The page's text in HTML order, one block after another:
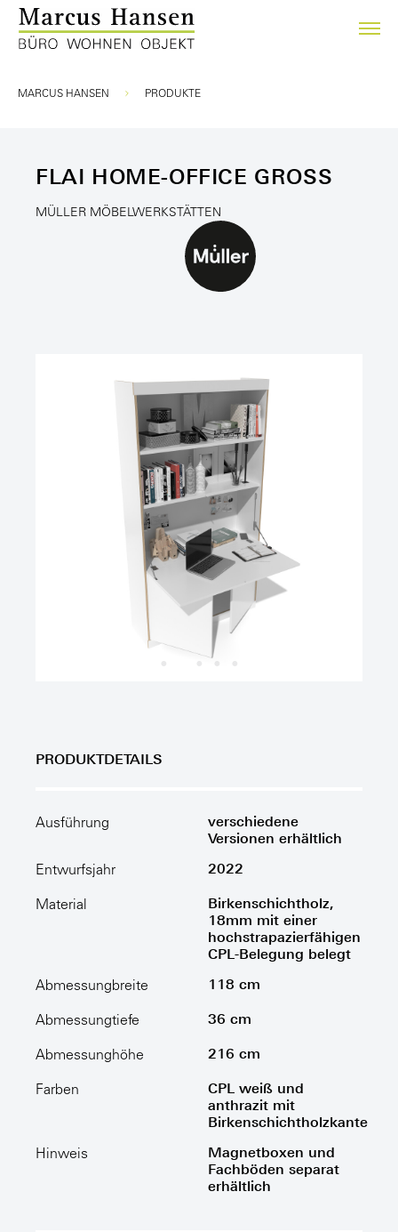
Sie sind hier:
MARCUS HANSEN PRODUKTE
FLAI HOME-OFFICE GROSS
MÜLLER MÖBELWERKSTÄTTEN
PRODUKTDETAILS
Ausführung
verschiedene
Versionen erhältlich
Entwurfsjahr 2022
Material
Birkenschichtholz,
18mm mit einer
hochstrapazierfähigen
CPL-Belegung belegt
Abmessungbreite 118 cm
Abmessungtiefe 36 cm
Abmessunghöhe 216 cm
Farben
CPL weiß und
anthrazit mit
Birkenschichtholzkante
Hinweis
Magnetboxen und
Fachböden separat
erhältlich